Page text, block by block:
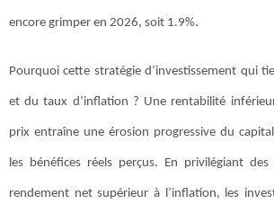
encore grimper en 2026, soit 1.9%.
Pourquoi cette stratégie d’investissement qui
et du taux d’inflation ? Une rentabilité
prix entraîne une érosion progressive du
les bénéfices réels perçus. En privilégiant
rendement net supérieur à l’inflation, les